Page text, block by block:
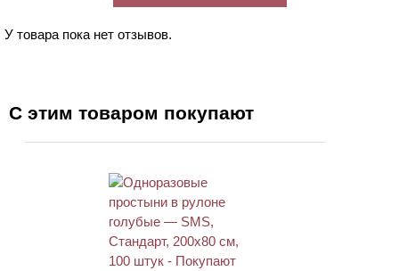
У товара пока нет отзывов.
С этим товаром покупают